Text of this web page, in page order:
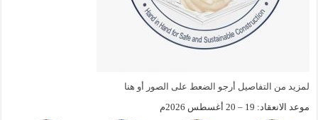
لمزيد من التفاصيل أرجو الضعط على الصور أو هنا
موعد الانعقاد: 19 – 20 أغسطس 2026م